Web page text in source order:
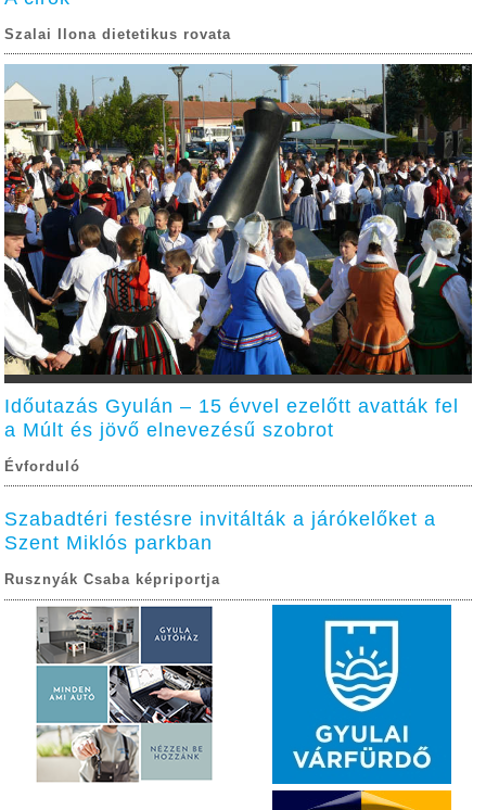
Szalai Ilona dietetikus rovata
Időutazás Gyulán – 15 évvel ezelőtt avatták fel
a Múlt és jövő elnevezésű szobrot
Évforduló
Szabadtéri festésre invitálták a járókelőket a
Szent Miklós parkban
Rusznyák Csaba képriportja